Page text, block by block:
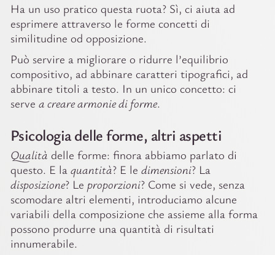
Ha un uso pratico questa ruota? Sì, ci aiuta ad
esprimere attraverso le forme concetti di
similitudine od opposizione.
Può servire a migliorare o ridurre l’equilibrio
compositivo, ad abbinare caratteri tipografici, ad
abbinare titoli a testo. In un unico concetto: ci
serve a creare armonie di forme.
Psicologia delle forme, altri aspetti
Qualità delle forme: finora abbiamo parlato di
questo. E la quantità? E le dimensioni? La
disposizione? Le proporzioni? Come si vede, senza
scomodare altri elementi, introduciamo alcune
variabili della composizione che assieme alla forma
possono produrre una quantità di risultati
innumerabile.